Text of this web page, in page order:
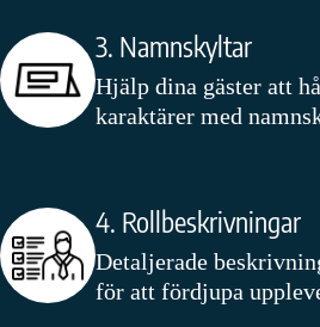
3. Namnskyltar
Hjälp dina gäster att
karaktärer med
4. Rollbeskrivningar
Detaljerade
för att fördjupa